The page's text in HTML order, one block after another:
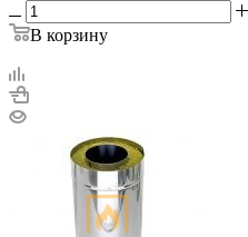
В корзину